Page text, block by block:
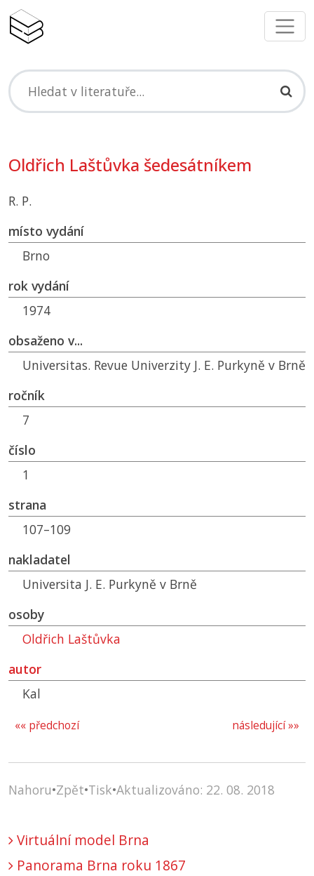
Oldřich Laštůvka šedesátníkem
R. P.
místo vydání
Brno
rok vydání
1974
obsaženo v...
Universitas. Revue Univerzity J. E. Purkyně v Brně
ročník
7
číslo
1
strana
107–109
nakladatel
Universita J. E. Purkyně v Brně
osoby
Oldřich Laštůvka
autor
Kal
následující »»
«« předchozí
Nahoru•Zpět•Tisk•Aktualizováno: 22. 08. 2018
Virtuální model Brna
Panorama Brna roku 1867